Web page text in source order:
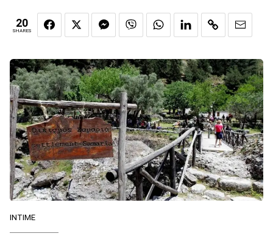
20
SHARES
ΙΝΤΙΜΕ